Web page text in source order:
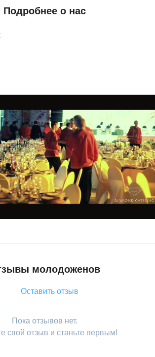
Подробнее о нас
молодоженов
Оставить отзыв
Пока отзывов нет.
свой отзыв и станьте первым!